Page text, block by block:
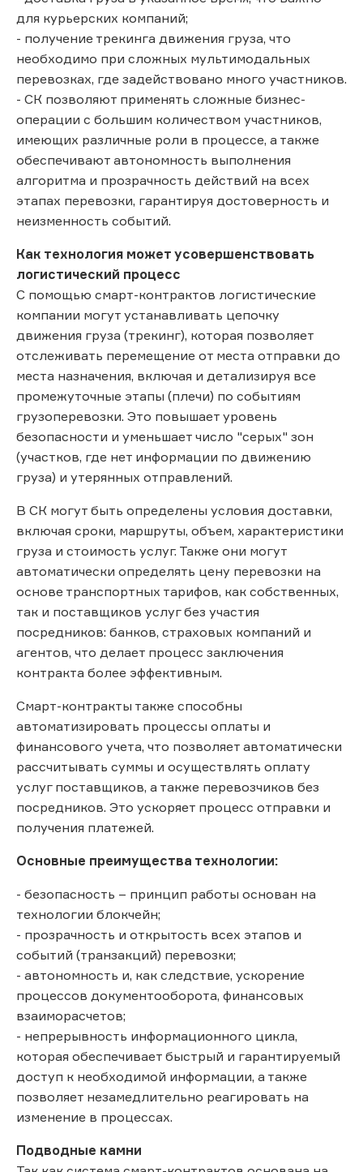
для курьерских компаний;
- получение трекинга движения груза, что
необходимо при сложных мультимодальных
перевозках, где задействовано много участников.
- СК позволяют применять сложные бизнес-
операции с большим количеством участников,
имеющих различные роли в процессе, а также
обеспечивают автономность выполнения
алгоритма и прозрачность действий на всех
этапах перевозки, гарантируя достоверность и
неизменность событий.
Как технология может усовершенствовать
логистический процесс
С помощью смарт-контрактов логистические
компании могут устанавливать цепочку
движения груза (трекинг), которая позволяет
отслеживать перемещение от места отправки до
места назначения, включая и детализируя все
промежуточные этапы (плечи) по событиям
грузоперевозки. Это повышает уровень
безопасности и уменьшает число "серых" зон
(участков, где нет информации по движению
груза) и утерянных отправлений.
В СК могут быть определены условия доставки,
включая сроки, маршруты, объем, характеристики
груза и стоимость услуг. Также они могут
автоматически определять цену перевозки на
основе транспортных тарифов, как собственных,
так и поставщиков услуг без участия
посредников: банков, страховых компаний и
агентов, что делает процесс заключения
контракта более эффективным.
Смарт-контракты также способны
автоматизировать процессы оплаты и
финансового учета, что позволяет автоматически
рассчитывать суммы и осуществлять оплату
услуг поставщиков, а также перевозчиков без
посредников. Это ускоряет процесс отправки и
получения платежей.
Основные преимущества технологии:
- безопасность – принцип работы основан на
технологии блокчейн;
- прозрачность и открытость всех этапов и
событий (транзакций) перевозки;
- автономность и, как следствие, ускорение
процессов документооборота, финансовых
взаиморасчетов;
- непрерывность информационного цикла,
которая обеспечивает быстрый и гарантируемый
доступ к необходимой информации, а также
позволяет незамедлительно реагировать на
изменение в процессах.
Подводные камни